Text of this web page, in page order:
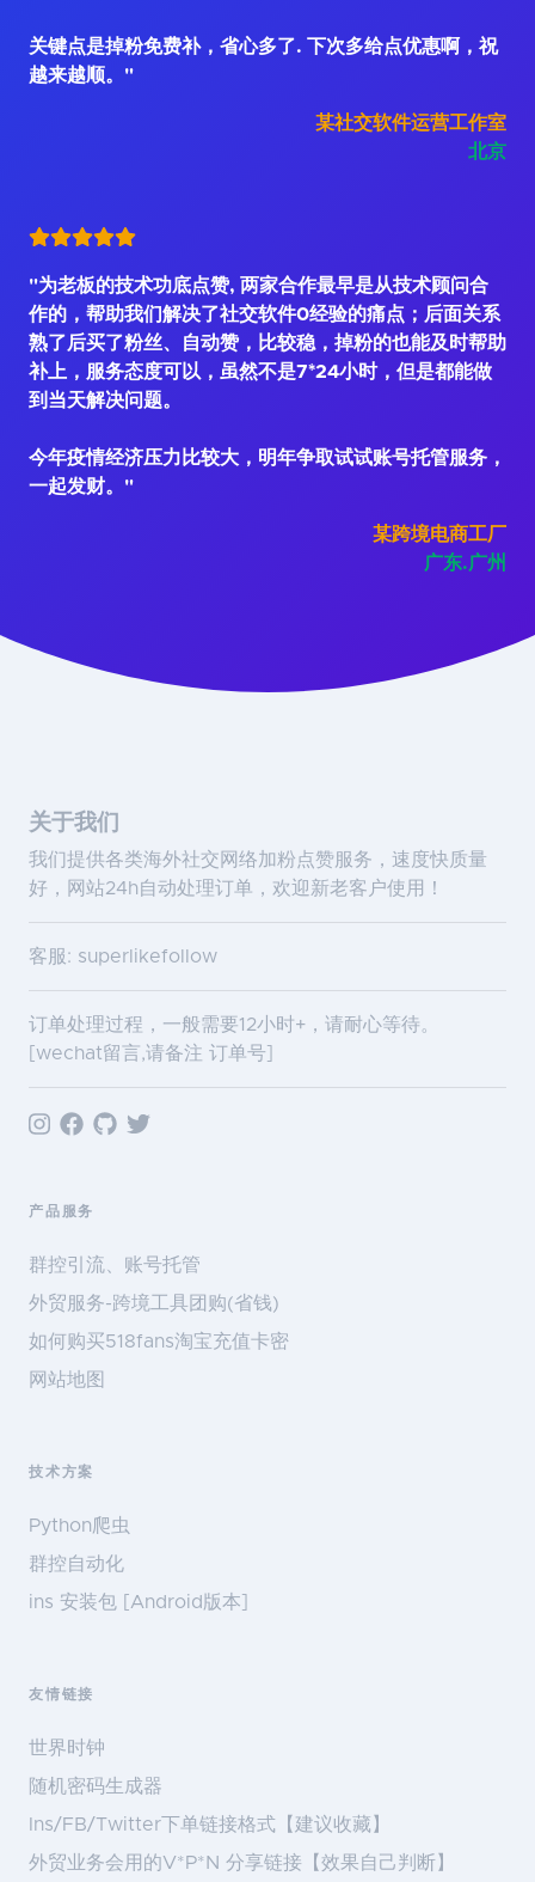
关键点是掉粉免费补，省心多了. 下次多给点优惠啊，祝
越来越顺。"
某社交软件运营工作室
北京
"为老板的技术功底点赞, 两家合作最早是从技术顾问合
作的，帮助我们解决了社交软件0经验的痛点；后面关系
熟了后买了粉丝、自动赞，比较稳，掉粉的也能及时帮助
补上，服务态度可以，虽然不是7*24小时，但是都能做
到当天解决问题。
今年疫情经济压力比较大，明年争取试试账号托管服务，
一起发财。"
某跨境电商工厂
广东.广州
关于我们
我们提供各类海外社交网络加粉点赞服务，速度快质量
好，网站24h自动处理订单，欢迎新老客户使用！
客服: superlikefollow
订单处理过程，一般需要12小时+，请耐心等待。
[wechat留言,请备注 订单号]
产品服务
群控引流、账号托管
外贸服务-跨境工具团购(省钱)
如何购买518fans淘宝充值卡密
网站地图
技术方案
Python爬虫
群控自动化
ins 安装包 [Android版本]
友情链接
世界时钟
随机密码生成器
Ins/FB/Twitter下单链接格式【建议收藏】
外贸业务会用的V*P*N 分享链接【效果自己判断】